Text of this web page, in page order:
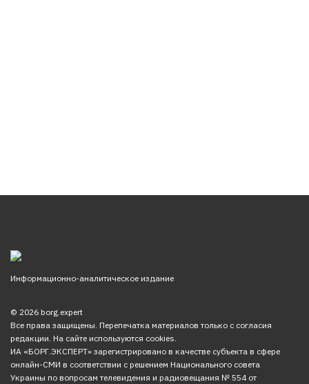
Информационно-аналитическое издание
© 2026 borg.expert
Все права защищены. Перепечатка материалов только с согласия
редакции. На сайте используются cookies.
ИА «БОРГ.ЭКСПЕРТ» зарегистрировано в качестве субъекта в сфере
онлайн-СМИ в соответствии с решением Национального совета
Украины по вопросам телевидения и радиовещания № 554 от